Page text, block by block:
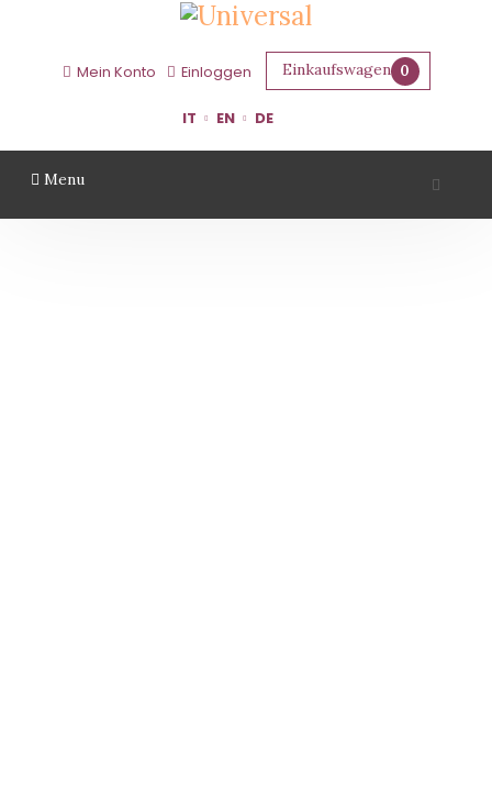
Mein Konto Einloggen Einkaufswagen 0
IT EN DE
Menu